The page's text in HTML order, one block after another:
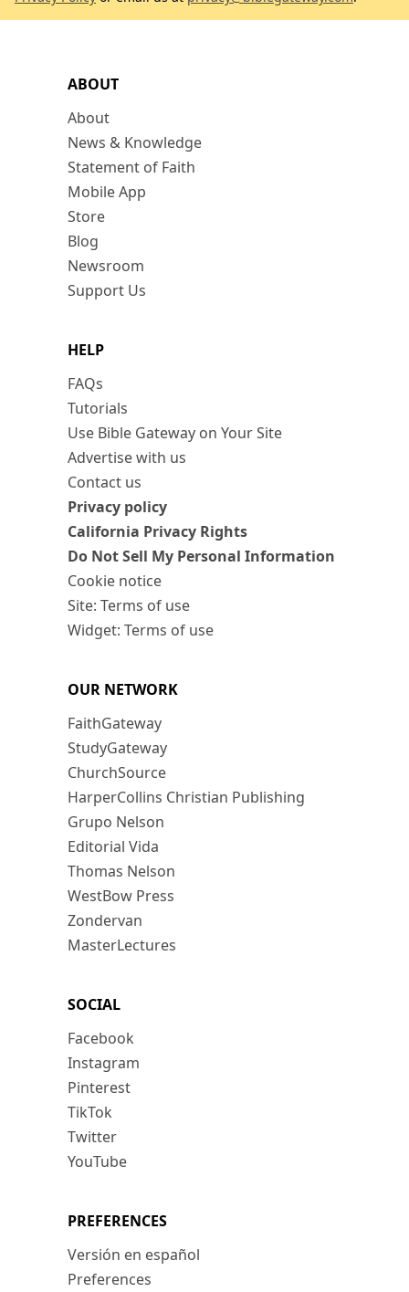
ABOUT
About
News & Knowledge
Statement of Faith
Mobile App
Store
Blog
Newsroom
Support Us
HELP
FAQs
Tutorials
Use Bible Gateway on Your Site
Advertise with us
Contact us
Privacy policy
California Privacy Rights
Do Not Sell My Personal Information
Cookie notice
Site: Terms of use
Widget: Terms of use
OUR NETWORK
FaithGateway
StudyGateway
ChurchSource
HarperCollins Christian Publishing
Grupo Nelson
Editorial Vida
Thomas Nelson
WestBow Press
Zondervan
MasterLectures
SOCIAL
Facebook
Instagram
Pinterest
TikTok
Twitter
YouTube
PREFERENCES
Versión en español
Preferences